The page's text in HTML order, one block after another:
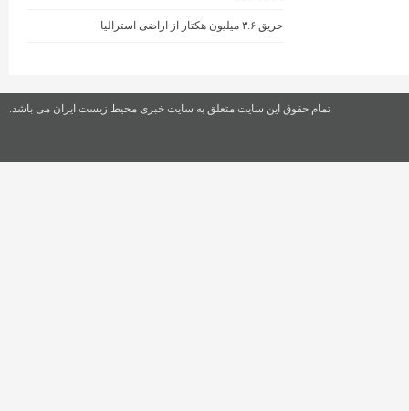
حریق ۳.۶ میلیون هکتار از اراضی استرالیا
تمام حقوق این سایت متعلق به سایت خبری محیط زیست ایران می باشد.